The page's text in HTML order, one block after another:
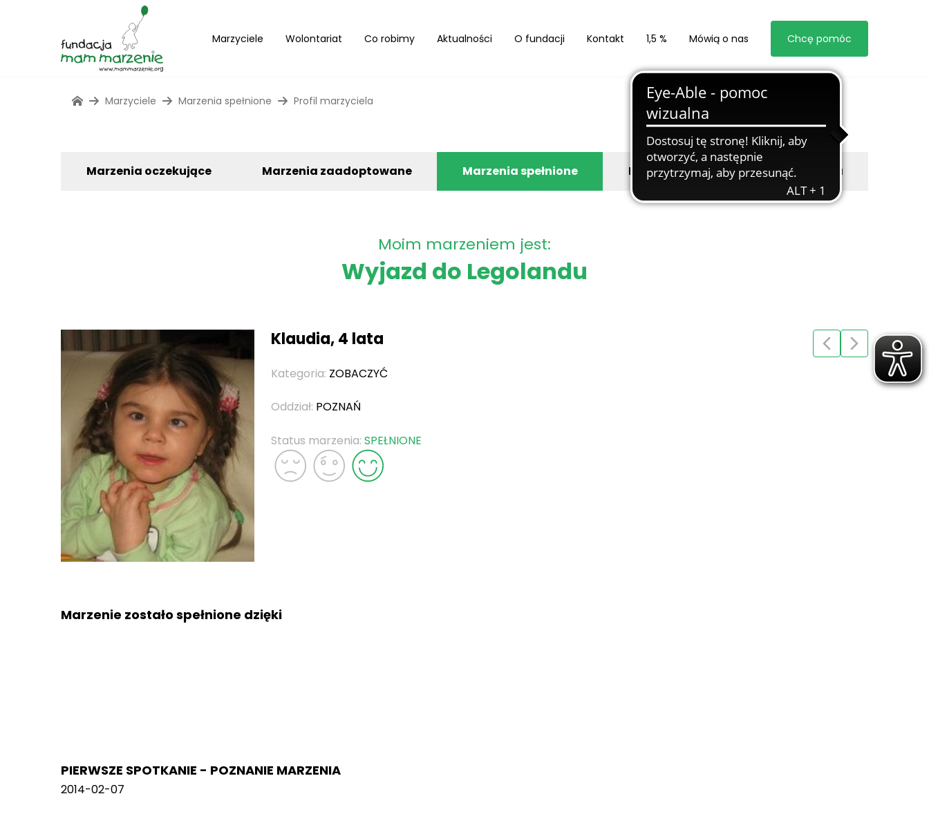
Marzyciele Wolontariat Co robimy Aktualności O fundacji Kontakt 1,5 % Mówią o nas Chcę pomóc
Marzyciele Marzenia spełnione Profil marzyciela
Marzenia oczekujące Marzenia zaadoptowane Marzenia spełnione Byli z nami Zgłoś marzyciela
Moim marzeniem jest:
Wyjazd do Legolandu
Klaudia, 4 lata
Kategoria: ZOBACZYĆ
Oddział: POZNAŃ
Status marzenia: SPEŁNIONE
Marzenie zostało spełnione dzięki
PIERWSZE SPOTKANIE - POZNANIE MARZENIA
2014-02-07